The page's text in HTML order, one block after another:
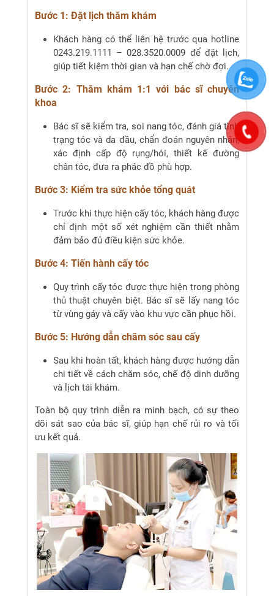
Bước 1: Đặt lịch thăm khám
Khách hàng có thể liên hệ trước qua hotline
0243.219.1111 – 028.3520.0009 để đặt lịch,
giúp tiết kiệm thời gian và hạn chế chờ đợi.
Bước 2: Thăm khám 1:1 với bác sĩ chuyên
khoa
Bác sĩ sẽ kiểm tra, soi nang tóc, đánh giá tình
trạng tóc và da đầu, chẩn đoán nguyên nhân,
xác định cấp độ rụng/hói, thiết kế đường
chân tóc, đưa ra phác đồ phù hợp.
Bước 3: Kiểm tra sức khỏe tổng quát
Trước khi thực hiện cấy tóc, khách hàng được
chỉ định một số xét nghiệm cần thiết nhằm
đảm bảo đủ điều kiện sức khỏe.
Bước 4: Tiến hành cấy tóc
Quy trình cấy tóc được thực hiện trong phòng
thủ thuật chuyên biệt. Bác sĩ sẽ lấy nang tóc
từ vùng gáy và cấy vào khu vực cần phục hồi.
Bước 5: Hướng dẫn chăm sóc sau cấy
Sau khi hoàn tất, khách hàng được hướng dẫn
chi tiết về cách chăm sóc, chế độ dinh dưỡng
và lịch tái khám.
Toàn bộ quy trình diễn ra minh bạch, có sự theo
dõi sát sao của bác sĩ, giúp hạn chế rủi ro và tối
ưu kết quả.